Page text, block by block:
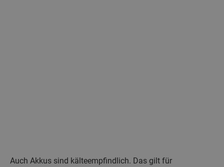
Auch Akkus sind kälteempfindlich. Das gilt für